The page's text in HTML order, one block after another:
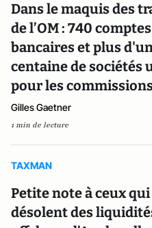
Dans le maquis des
de l’OM : 740 comptes
bancaires et plus
centaine de sociétés
pour les
Gilles Gaetner
1 min de lecture
TAXMAN
Petite note à ceux qui
désolent des